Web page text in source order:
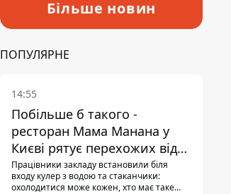
Більше новин
ПОПУЛЯРНЕ
14:55
Побільше б такого -
ресторан Мама Манана у
Києві рятує перехожих від
спеки
Працівники закладу встановили біля
входу кулер з водою та стаканчики:
охолодитися може кожен, хто має таке